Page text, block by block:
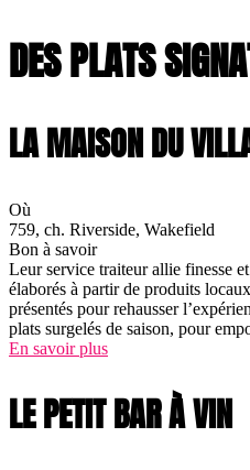
DES PLATS
LA MAISON DU
Où
759, ch. Riverside, Wakefield
Bon à savoir
Leur service traiteur allie finesse
élaborés à partir de produits
présentés pour rehausser
plats surgelés de saison, pour
En savoir plus
LE PETIT BAR À VIN